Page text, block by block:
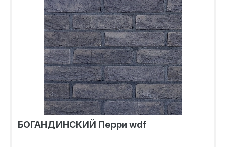
БОГАНДИНСКИЙ Перри wdf